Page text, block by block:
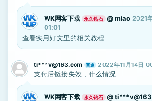
WK网客下载 永久钻石 @miao 2021
01:01
查看实用好文里的相关教程
ti***v@163.com 普通 2022年11月14日
支付后链接失效，什么情况
WK网客下载 永久钻石 @